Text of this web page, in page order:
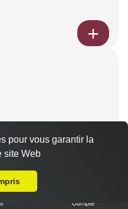
Compte
pour vous garantir la
site Web